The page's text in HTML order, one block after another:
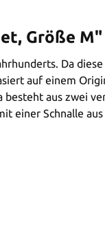
Größe M"
Da
auf einem
aus zwei
einer Schnalle